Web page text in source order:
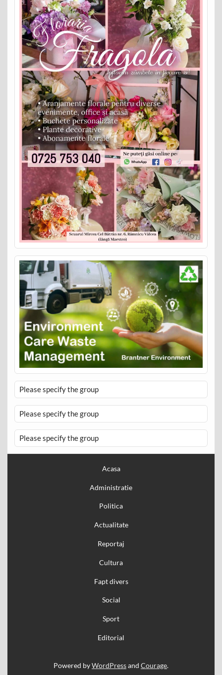
Please specify the group
Please specify the group
Please specify the group
Acasa
Administratie
Politica
Actualitate
Reportaj
Cultura
Fapt divers
Social
Sport
Editorial
Powered byWordPressand Courage.